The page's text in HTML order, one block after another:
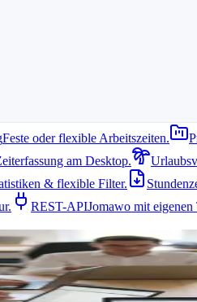
Feste oder flexible Arbeitszeiten.
am Desktop.
& flexible Filter.
REST-APIJomawo mit
brauchen
Orten und mit